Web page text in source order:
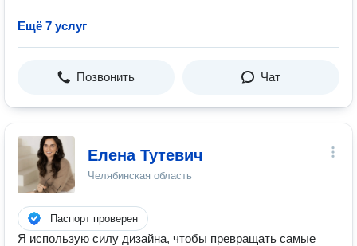
Ещё 7 услуг
Позвонить Чат
Елена Тутевич
Челябинская область
Паспорт проверен
Я использую силу дизайна, чтобы превращать самые